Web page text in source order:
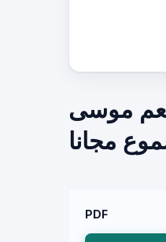
موسى
مجانا
PDF